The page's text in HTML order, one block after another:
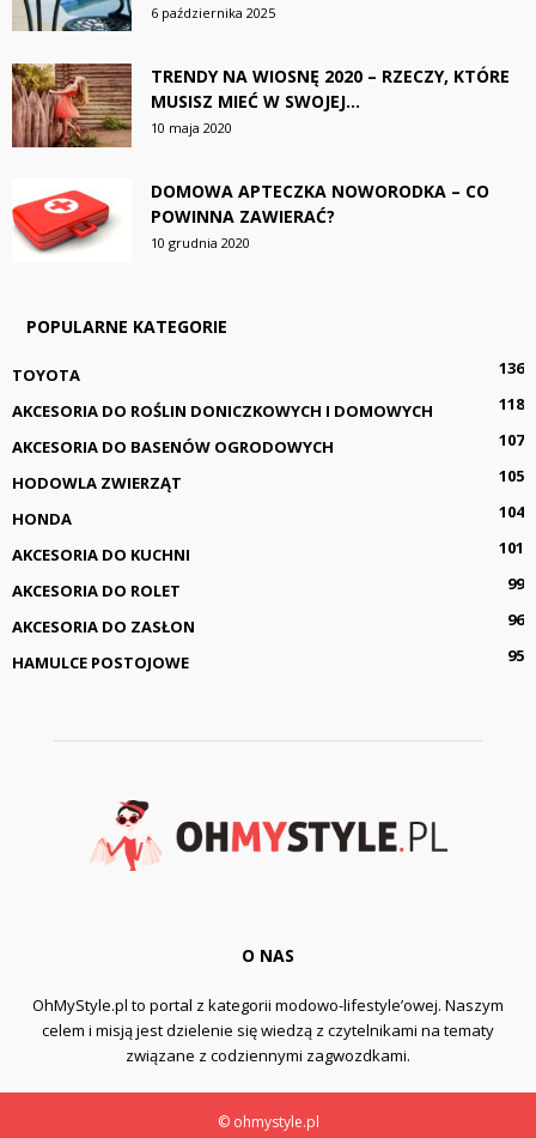
6 października 2025
TRENDY NA WIOSNĘ 2020 – RZECZY, KTÓRE
MUSISZ MIEĆ W SWOJEJ...
10 maja 2020
DOMOWA APTECZKA NOWORODKA – CO
POWINNA ZAWIERAĆ?
10 grudnia 2020
POPULARNE KATEGORIE
TOYOTA
136
AKCESORIA DO ROŚLIN DONICZKOWYCH I DOMOWYCH
118
AKCESORIA DO BASENÓW OGRODOWYCH
107
HODOWLA ZWIERZĄT
105
HONDA
104
AKCESORIA DO KUCHNI
101
AKCESORIA DO ROLET
99
AKCESORIA DO ZASŁON
96
HAMULCE POSTOJOWE
95
O NAS
OhMyStyle.pl to portal z kategorii modowo-lifestyle’owej. Naszym
celem i misją jest dzielenie się wiedzą z czytelnikami na tematy
związane z codziennymi zagwozdkami.
© ohmystyle.pl